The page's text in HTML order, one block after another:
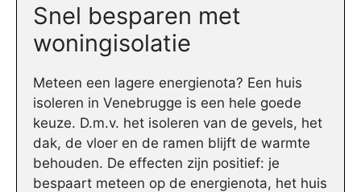
Snel besparen met
woningisolatie
Meteen een lagere energienota? Een huis
isoleren in Venebrugge is een hele goede
keuze. D.m.v. het isoleren van de gevels, het
dak, de vloer en de ramen blijft de warmte
behouden. De effecten zijn positief: je
bespaart meteen op de energienota, het huis